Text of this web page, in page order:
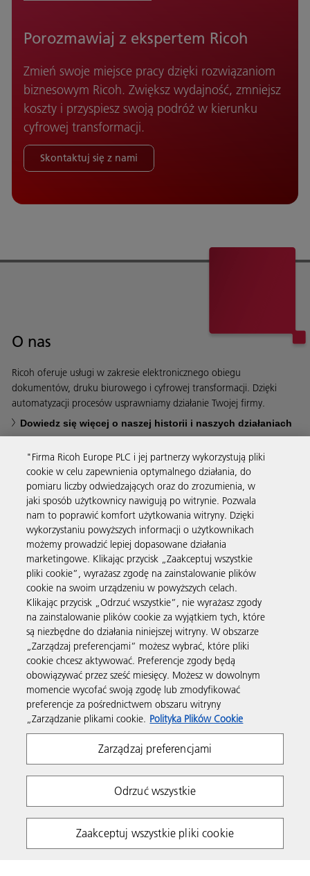
Porozmawiaj z ekspertem Ricoh
Zmień swoje miejsce pracy dzięki rozwiązaniom
biznesowym Ricoh. Zwiększ wydajność, zmniejsz
koszty i przyspiesz swoją podróż w kierunku
cyfrowej transformacji.
Skontaktuj się z nami
O nas
Ricoh oferuje usługi w zakresie elektronicznego obiegu
dokumentów, druku biurowego i cyfrowej transformacji. Dzięki
automatyzacji procesów usprawniamy działanie Twojej firmy.
Dowiedz się więcej o naszej historii i naszych działaniach
Usługi biznesowe
Produkty i usługi
Wsparcie i kontakt
Materiały dodatkowe
Obserwuj nas
Warunki korzystania z witryny
Polityka plików Cookie
Modern Slavery Act
Strategia podatkowa
Copyright 2026 Ricoh. All rights reserved.
"Firma Ricoh Europe PLC i jej partnerzy wykorzystują pliki
cookie w celu zapewnienia optymalnego działania, do
pomiaru liczby odwiedzających oraz do zrozumienia, w
jaki sposób użytkownicy nawigują po witrynie. Pozwala
nam to poprawić komfort użytkowania witryny. Dzięki
wykorzystaniu powyższych informacji o użytkownikach
możemy prowadzić lepiej dopasowane działania
marketingowe. Klikając przycisk „Zaakceptuj wszystkie
pliki cookie”, wyrażasz zgodę na zainstalowanie plików
cookie na swoim urządzeniu w powyższych celach.
Klikając przycisk „Odrzuć wszystkie”, nie wyrażasz zgody
na zainstalowanie plików cookie za wyjątkiem tych, które
są niezbędne do działania niniejszej witryny. W obszarze
„Zarządzaj preferencjami” możesz wybrać, które pliki
cookie chcesz aktywować. Preferencje zgody będą
obowiązywać przez sześć miesięcy. Możesz w dowolnym
momencie wycofać swoją zgodę lub zmodyfikować
preferencje za pośrednictwem obszaru witryny
„Zarządzanie plikami cookie. Polityka Plików Cookie
Zarządzaj preferencjami
Odrzuć wszystkie
Zaakceptuj wszystkie pliki cookie